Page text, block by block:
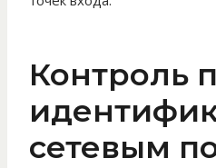
Контроль
сетевым